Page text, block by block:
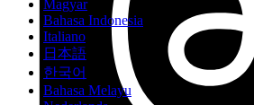
Magyar
Bahasa Indonesia
Italiano
日本語
한국어
Bahasa Melayu